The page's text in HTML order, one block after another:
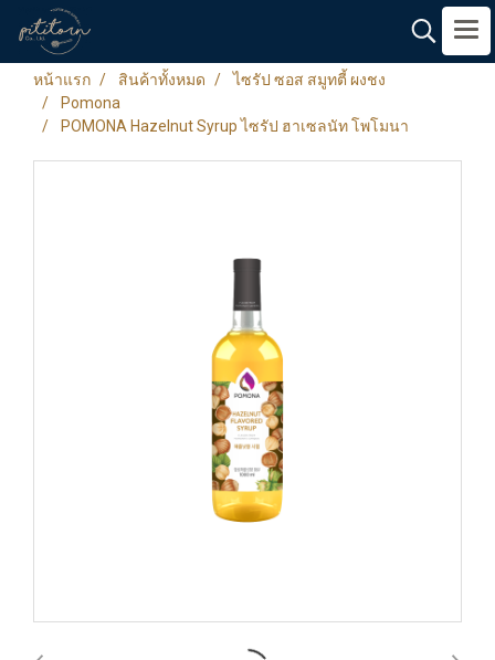
หน้าแรก สินค้าทั้งหมด
ไซรัป ซอส สมูทตี้ ผงชง
Pomona
POMONA Hazelnut Syrup ไซรัป ฮาเซลนัท โพโมนา